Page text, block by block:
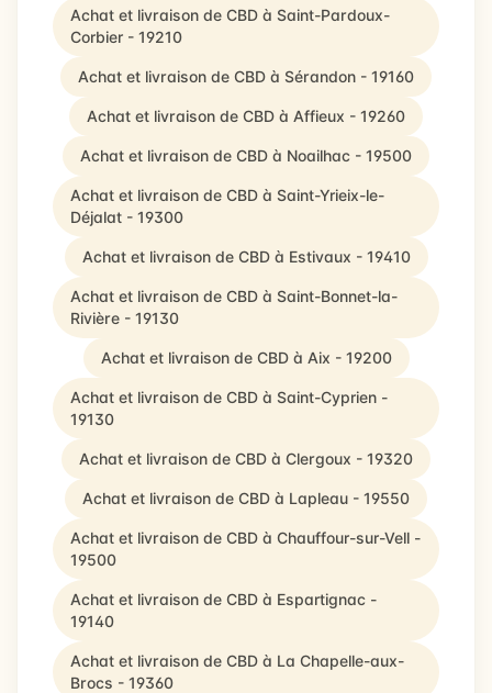
Achat et livraison de CBD à Saint-Pardoux-
Corbier - 19210
Achat et livraison de CBD à Sérandon - 19160
Achat et livraison de CBD à Affieux - 19260
Achat et livraison de CBD à Noailhac - 19500
Achat et livraison de CBD à Saint-Yrieix-le-
Déjalat - 19300
Achat et livraison de CBD à Estivaux - 19410
Achat et livraison de CBD à Saint-Bonnet-la-
Rivière - 19130
Achat et livraison de CBD à Aix - 19200
Achat et livraison de CBD à Saint-Cyprien -
19130
Achat et livraison de CBD à Clergoux - 19320
Achat et livraison de CBD à Lapleau - 19550
Achat et livraison de CBD à Chauffour-sur-Vell -
19500
Achat et livraison de CBD à Espartignac -
19140
Achat et livraison de CBD à La Chapelle-aux-
Brocs - 19360